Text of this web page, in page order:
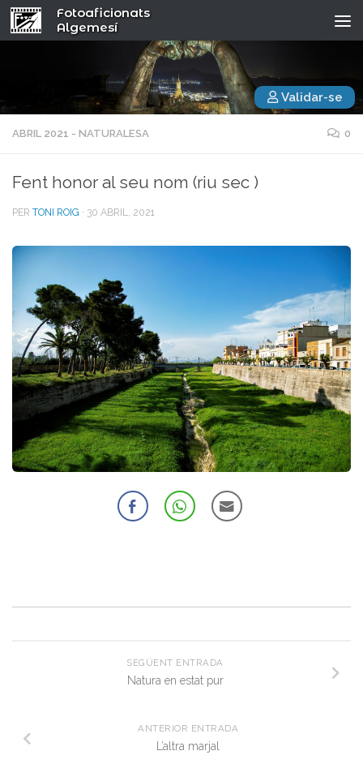
Fotoaficionats
Algemesí
Validar-se
ABRIL 2021 - NATURALESA 0
Fent honor al seu nom (riu sec )
PER TONI ROIG · 30 ABRIL, 2021
SEGÜENT ENTRADA
Natura en estat pur
ANTERIOR ENTRADA
L’altra marjal